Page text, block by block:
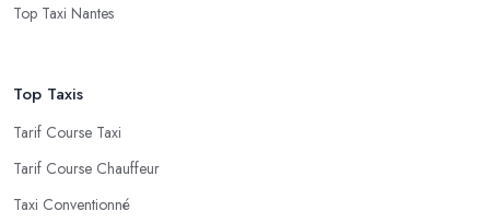
Top Taxi Nantes
Top Taxis
Tarif Course Taxi
Tarif Course Chauffeur
Taxi Conventionné